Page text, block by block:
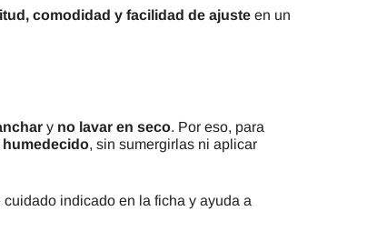
comodidad y facilidad de ajuste en un
y no lavar en seco. Por eso, para
humedecido, sin sumergirlas ni aplicar
indicado en la ficha y ayuda a